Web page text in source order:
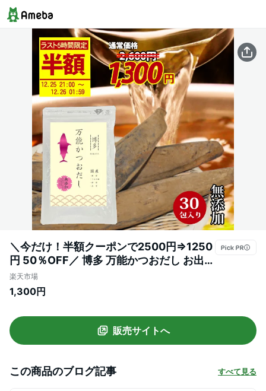
＼今だけ！半額クーポンで2500円⇒1250
円 50％OFF／ 博多 万能かつおだし お出汁
出汁 だし おだし かつおだし 顎だし 無添加
30包入り 送料無料 かつお 鰹だし だしパッ
かつおだし 化学調味料無添加 ギフト対応
可
楽天市場
1,300円
販売サイトへ
この商品のブログ記事 すべて見る